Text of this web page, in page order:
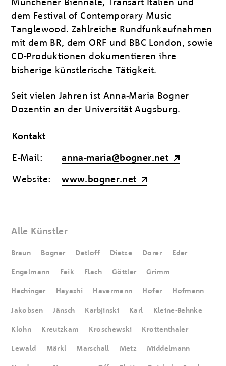
Münchener Biennale, Transart Italien und
dem Festival of Contemporary Music
Tanglewood. Zahlreiche Rundfunkaufnahmen
mit dem BR, dem ORF und BBC London, sowie
CD-Produk­tionen dokumentieren ihre
bisherige künst­lerische Tätigkeit.
Seit vielen Jahren ist Anna-Maria Bogner
Dozentin an der Uni­versität Augsburg.
Kontakt
E-Mail: anna-maria@bogner.net
Website: www.bogner.net
Alle Künstler
Braun Bogner Detloff Dietze Dorer Eder
Engelmann Feik Flach Göttler Grimm
Hachinger Hayashi Havermann Hofer Hofmann
Jakobsen Jänsch Karbjinski Karl Kleine-Behnke
Klohn Kreutzkam Kroschewski Krottenthaler
Lewald Märkl Marschall Metz Middelmann